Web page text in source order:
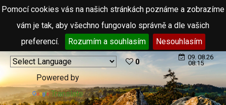
Pomocí cookies vás na našich stránkách poznáme a zobrazíme
vám je tak, aby všechno fungovalo správně a dle vašich
preferencí.
Rozumím a souhlasím Nesouhlasím
Powered by
Translate
0
09. 08.26
08:15